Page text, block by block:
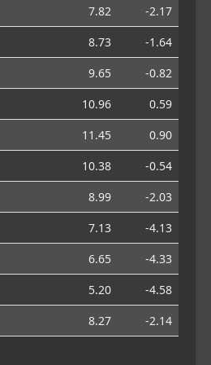
7.82
-2.17
8.73
-1.64
9.65
-0.82
10.96
0.59
11.45
0.90
10.38
-0.54
8.99
-2.03
7.13
-4.13
6.65
-4.33
5.20
-4.58
8.27 -2.14